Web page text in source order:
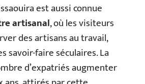
est aussi connue
artisanal, où les visiteurs
des artisans au travail,
savoir-faire séculaires. La
d’expatriés augmenter